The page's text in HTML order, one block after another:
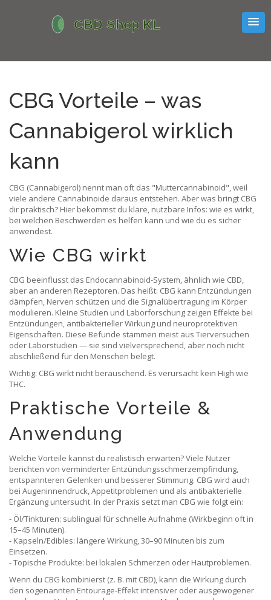
CBG Vorteile – was
Cannabigerol wirklich
kann
CBG (Cannabigerol) nennt man oft das "Muttercannabinoid", weil
viele andere Cannabinoide daraus entstehen. Aber was bringt CBG
dir praktisch? Hier bekommst du klare, nutzbare Infos: wie es wirkt,
bei welchen Beschwerden es helfen kann und wie du es sicher
anwendest.
Wie CBG wirkt
CBG beeinflusst das Endocannabinoid-System, ähnlich wie CBD,
aber an anderen Rezeptoren. Das heißt: CBG kann Entzündungen
dämpfen, Nerven schützen und die Signalübertragung im Körper
modulieren. Kleine Studien und Laborforschung zeigen Effekte bei
Entzündungen, antibakterieller Wirkung und neuroprotektiven
Eigenschaften. Diese Befunde stammen meist aus Tierversuchen
oder Laborstudien — sie sind vielversprechend, aber noch nicht
abschließend für den Menschen belegt.
Wichtig: CBG wirkt nicht berauschend. Es verursacht kein High wie
THC.
Praktische Vorteile &
Anwendung
Welche Vorteile kannst du realistisch erwarten? Viele Nutzer
berichten von verminderter Entzündungsschmerzempfindung,
entspannteren Gelenken und besserer Stimmung. CBG wird auch
bei Augeninnendruck, Appetitproblemen und als antibakterielle
Ergänzung untersucht. In der Praxis setzt man CBG wie folgt ein:
- Öl/Tinkturen: sublingual für schnelle Aufnahme (Wirkbeginn oft in
15–45 Minuten).
- Kapseln/Edibles: längere Wirkung, 30–90 Minuten bis zum
Einsetzen.
- Topische Produkte: bei lokalen Schmerzen oder Hautproblemen.
Wenn du CBG kombinierst (z. B. mit CBD), kann die Wirkung durch
den sogenannten Entourage-Effekt intensiver oder ausgewogener